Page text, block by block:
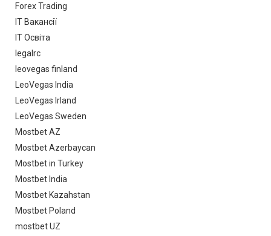
Forex Trading
IT Вакансії
IT Освіта
legalrc
leovegas finland
LeoVegas India
LeoVegas Irland
LeoVegas Sweden
Mostbet AZ
Mostbet Azerbaycan
Mostbet in Turkey
Mostbet India
Mostbet Kazahstan
Mostbet Poland
mostbet UZ